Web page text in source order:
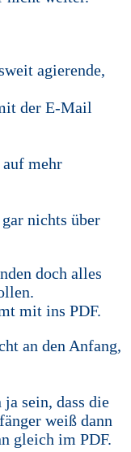
agierende,
der E-Mail
mehr
nichts über
doch alles
mit ins PDF.
an den Anfang,
sein, dass die
weiß dann
gleich im PDF.